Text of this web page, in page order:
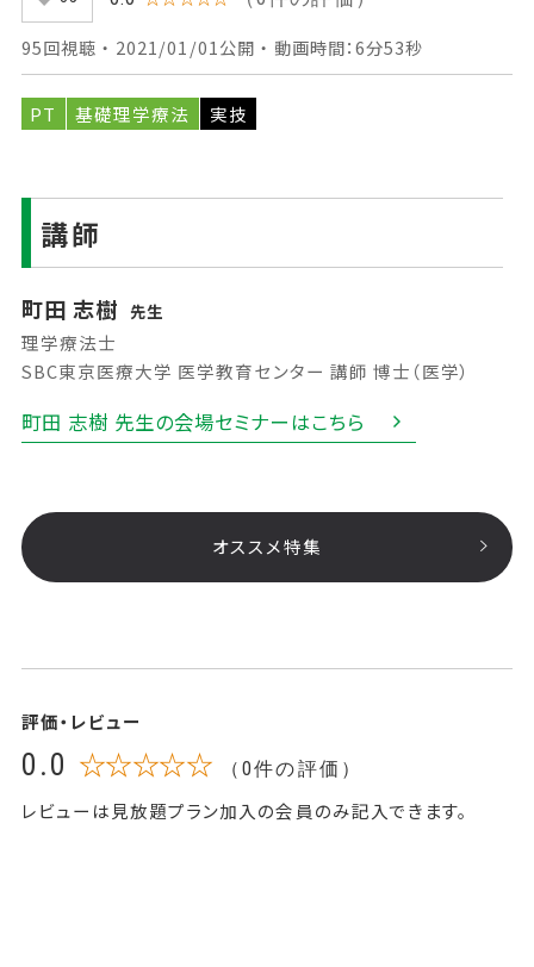
95回視聴 ・ 2021/01/01公開 ・ 動画時間：6分53秒
PT 基礎理学療法 実技
講師
町田 志樹 先生
理学療法士
SBC東京医療大学 医学教育センター 講師 博士（医学）
町田 志樹 先生の会場セミナーはこちら
オススメ特集
評価・レビュー
0.0 ☆☆☆☆☆ （0件の評価）
レビューは見放題プラン加入の会員のみ記入できます。